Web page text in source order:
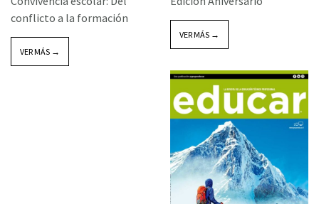
conflicto a la formación
VER MÁS →
VER MÁS →